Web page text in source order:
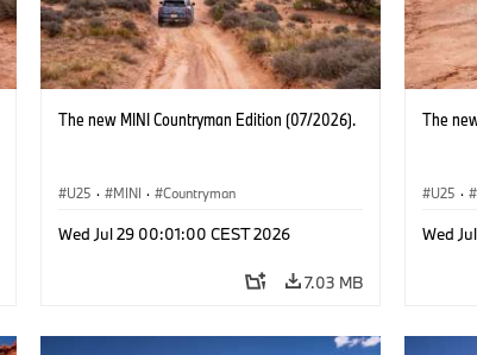
The new MINI Countryman Edition (07/2026).
U25 · MINI · Countryman
Wed Jul 29 00:01:00 CEST 2026
7.03 MB
The
U25 ·
Wed